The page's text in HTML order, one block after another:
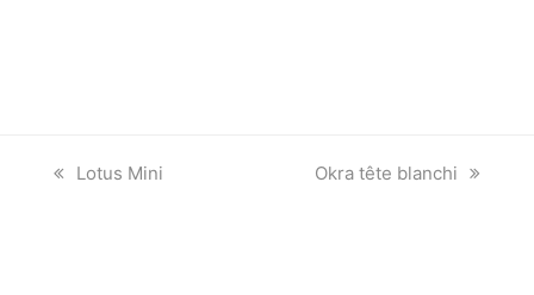
previous
Lotus Mini
next
Okra tête blanchi